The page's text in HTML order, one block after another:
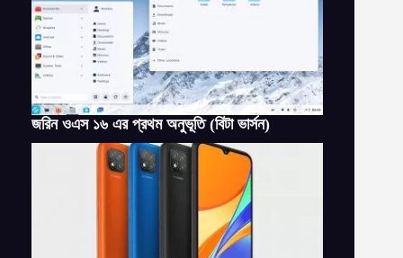
জরিন ওএস ১৬ এর প্রথম অনুভূতি (বিটা ভার্সন)